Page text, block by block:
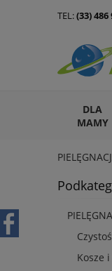
DLA
MAMY
TEL:(33) 486
Kosze